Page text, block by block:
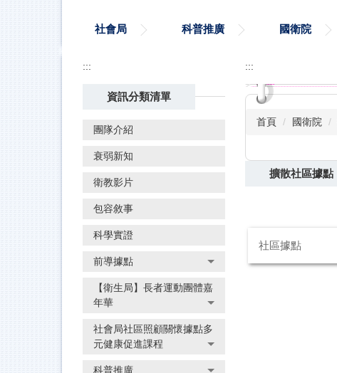
社會局 科普推廣 國衛院
:::
資訊分類清單
團隊介紹
衰弱新知
衛教影片
包容敘事
科學實證
前導據點
【衛生局】長者運動團體嘉
年華
社會局社區照顧關懷據點多
元健康促進課程
科普推廣
:::
首頁 國衛院
擴散社區據點
社區據點